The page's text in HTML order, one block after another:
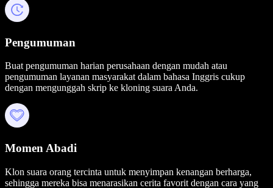
Pengumuman
Buat pengumuman harian perusahaan dengan mudah atau
pengumuman layanan masyarakat dalam bahasa Inggris cukup
dengan mengunggah skrip ke kloning suara Anda.
Momen Abadi
Klon suara orang tercinta untuk menyimpan kenangan berharga,
sehingga mereka bisa menarasikan cerita favorit dengan cara yang